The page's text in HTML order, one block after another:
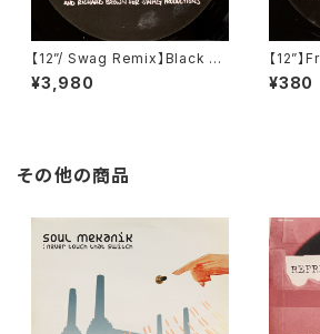
【12”/ Swag Remix】Black Sc
ience Orchestra / New Jer
sey Deep (Junior Boy's O
¥3,980
【12”
y
¥380
その他の商品